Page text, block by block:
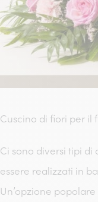
Cuscino di fiori per il
Ci sono diversi tipi di
essere realizzati in
Un’opzione